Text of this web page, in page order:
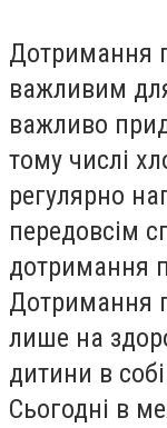
Дотримання
важливим
важливо
тому числі
регулярно
передовсім
дотримання
Дотримання
лише на
дитини в
Сьогодні в